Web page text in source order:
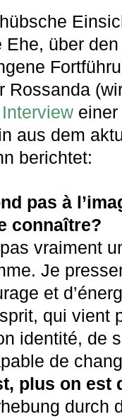
Ehe, über
Rossanda
Interview
aus dem
berichtet:
pas à
connaître?
vraiment
Je
et
qui vient
identité, de
de
plus on est
durch